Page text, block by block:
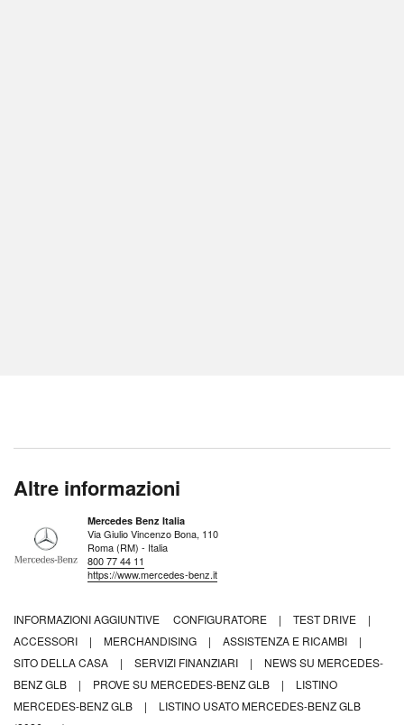
Altre informazioni
Mercedes Benz Italia
Via Giulio Vincenzo Bona, 110
Roma (RM) - Italia
800 77 44 11
https://www.mercedes-benz.it
INFORMAZIONI AGGIUNTIVE CONFIGURATORE | TEST DRIVE
|
ACCESSORI
| MERCHANDISING | ASSISTENZA E RICAMBI
|
SITO DELLA CASA
| SERVIZI FINANZIARI |
NEWS SU MERCEDES-
BENZ GLB
| PROVE SU MERCEDES-BENZ GLB |
LISTINO
MERCEDES-BENZ GLB
|
LISTINO USATO MERCEDES-BENZ GLB